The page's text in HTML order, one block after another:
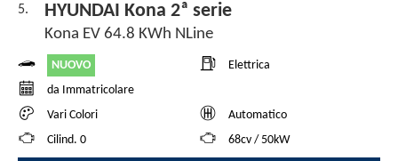
5. HYUNDAI Kona 2ª serie
Kona EV 64.8 KWh NLine
NUOVO
Elettrica
da Immatricolare
Vari Colori
Automatico
Cilind. 0
68cv / 50kW